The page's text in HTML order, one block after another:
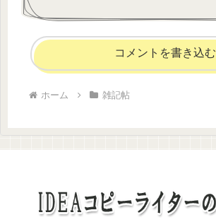
コメントを書き込む
ホーム 雑記帖